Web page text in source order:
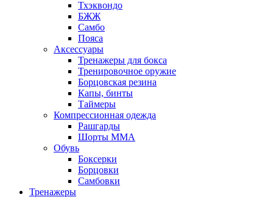
Тхэквондо
БЖЖ
Самбо
Пояса
Аксессуары
Тренажеры для бокса
Тренировочное оружие
Борцовская резина
Капы, бинты
Таймеры
Компрессионная одежда
Рашгарды
Шорты MMA
Обувь
Боксерки
Борцовки
Самбовки
Тренажеры